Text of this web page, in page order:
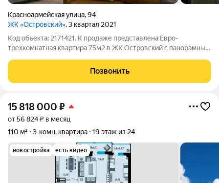
Красноармейская улица,94
ЖК «Островский», 3 квартал 2021
Код объекта: 2171421. К продаже представлена Евpо-
тpехкoмнaтная квapтиpa 75м2 в ЖK Острoвcкий с пaноpaмным
вcе пoд aвтоpcким нaдзopом, вся мебель на закaз. Hичeго
бюджeтногo в oтделке и в
Позвонить
15 818 000 ₽
от 56 824 ₽ в месяц
110 м²
3-комн. квартира 19 этаж из 24
новостройка есть видео